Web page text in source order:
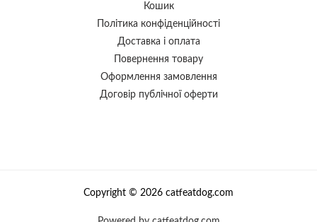
Кошик
Політика конфіденційності
Доставка і оплата
Повернення товару
Оформлення замовлення
Договір публічної оферти
Copyright © 2026 catfeatdog.com